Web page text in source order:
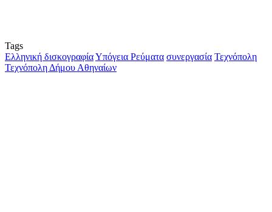
Tags
Ελληνική δισκογραφίαΥπόγεια Ρεύματα συνεργασία Τεχνόπολη
Τεχνόπολη Δήμου Αθηναίων